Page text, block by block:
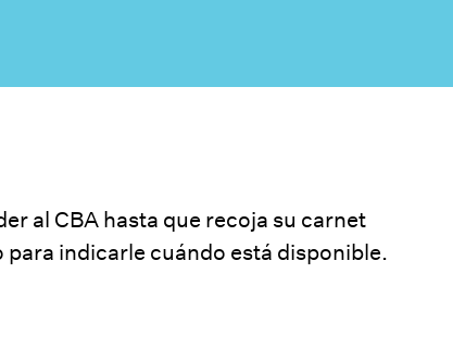
al CBA hasta que recoja su carnet
indicarle cuándo está disponible.